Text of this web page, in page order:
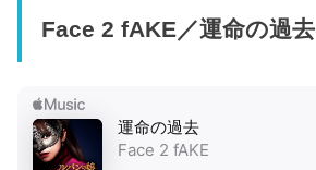
Face 2 fAKE／運命の過去